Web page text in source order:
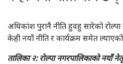
अधिकांश पुरानै नीति हुवहु सारेको
केही नयाँ नीति र कार्यक्रम समेत
तालिका २: रोल्पा नगरपालिकाको नयाँ